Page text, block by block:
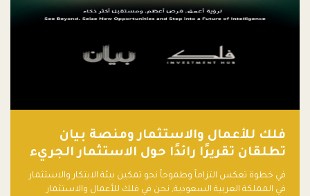
فلك للأعمال والاستثمار ومنصة بيان
تطلقان تقريرًا رائدًا حول الاستثمار الجريء
في الذكاء الاصطناعي بالمملكة العربية
السعودية
في خطوة تعكس التزاماً وطموحاً نحو تمكين بيئة الابتكار والاستثمار
في المملكة العربية السعودية, نحن في فلك للأعمال والاستثمار